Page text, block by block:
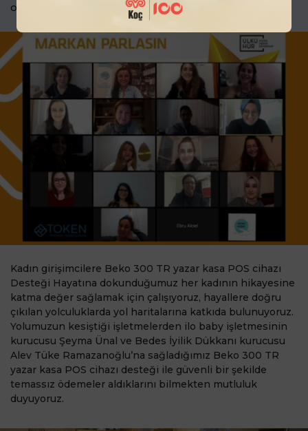
oluşturmalarını sağladık.
Kadın girişimcilere Beko 300 TR yazar kasa POS cihazı
Desteği Hayatına dokunduğumuz her kadının hikayesine
katma değer sağlamak için çalışıyoruz, hayallere doğru
çıkılan yolculuklarda yol haritalarına katkıda bulunuyoruz.
Yolumuzun kesiştiği işletmelerden ilo baby işletmesinin
kurucusu Şeyma Ünal ve Bedes İyilik Dükkanı kurucusu
Alev Tüke Ramazanoğlu’na sağladığımız Beko 300 TR
yazar kasa POS cihazı desteği ile güvenli bir şekilde
temassız ödemeler aldıklarını bilmekten mutluluk
duyuyoruz.